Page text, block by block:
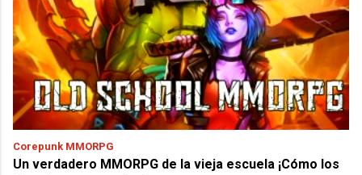
Corepunk MMORPG
Un verdadero MMORPG de la vieja escuela ¡Cómo los